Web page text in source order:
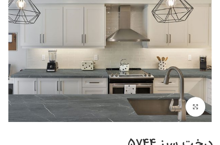
برای بزرگنمایی کلیک کنید